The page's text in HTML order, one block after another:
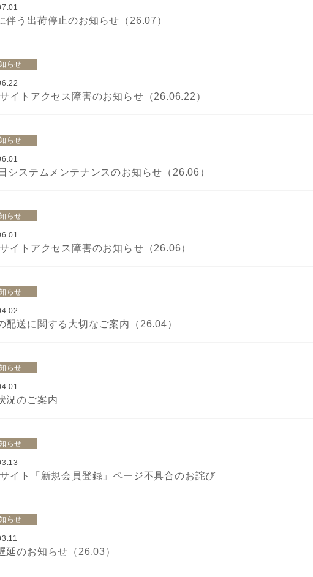
伴う出荷停止のお知らせ（26.07）
らせ
イトアクセス障害のお知らせ（26.06.22）
らせ
システムメンテナンスのお知らせ（26.06）
らせ
イトアクセス障害のお知らせ（26.06）
らせ
配送に関する大切なご案内（26.04）
らせ
況のご案内
らせ
イト「新規会員登録」ページ不具合のお詫び
らせ
延のお知らせ（26.03）